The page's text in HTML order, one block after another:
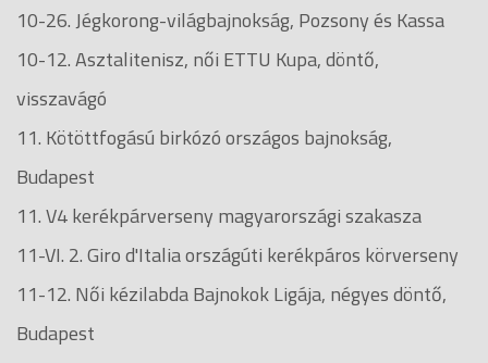
10-26. Jégkorong-világbajnokság, Pozsony és Kassa
10-12. Asztalitenisz, női ETTU Kupa, döntő,
visszavágó
11. Kötöttfogású birkózó országos bajnokság,
Budapest
11. V4 kerékpárverseny magyarországi szakasza
11-VI. 2. Giro d'Italia országúti kerékpáros körverseny
11-12. Női kézilabda Bajnokok Ligája, négyes döntő,
Budapest